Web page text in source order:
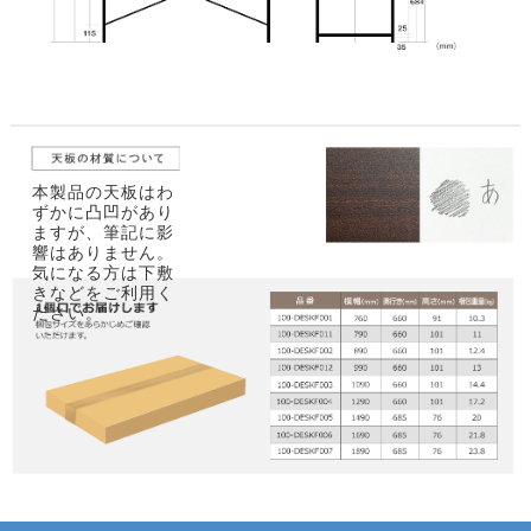
本製品の天板はわ
ずかに凸凹があり
ますが、筆記に影
響はありません。
気になる方は下敷
きなどをご利用く
ださい。